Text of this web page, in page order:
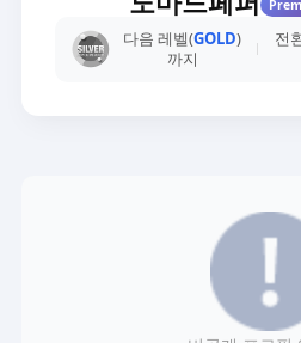
다음 레벨(GOLD)
까지
전